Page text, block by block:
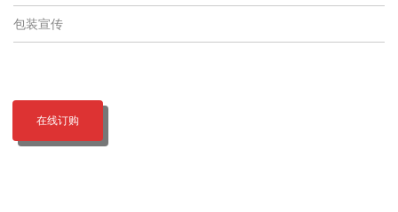
包装宣传
在线订购